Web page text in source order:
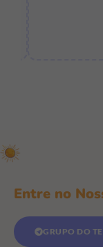
Entre no
GRUPO DO